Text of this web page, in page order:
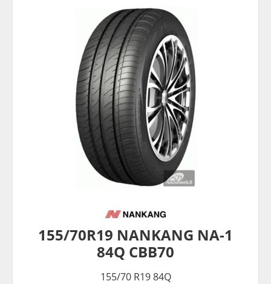
155/70R19 NANKANG NA-1
84Q CBB70
155/70 R19 84Q